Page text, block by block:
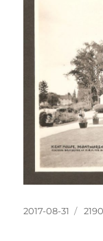
Publié
2017-08-31